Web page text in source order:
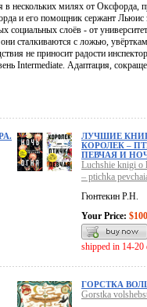
нескольких милях от Оксфорда,
и его помощник сержант Льюис
социальных слоёв - от
сталкиваются с ложью,
не приносит радости
Intermediate. Адаптация,
ЛУЧШИЕ
КОРОЛЕК –
ПЕВЧАЯ И
Luchshie knigi
– ptichka
Гюнтекин Р.Н.
Your Price:
shipped in 14-20
ГОРСТКА
Gorstka